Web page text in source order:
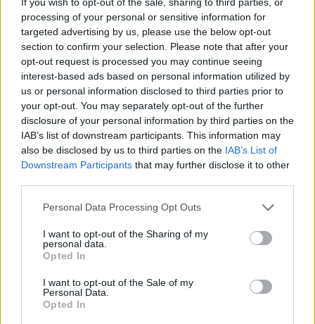
processing of your personal or sensitive information for
targeted advertising by us, please use the below opt-out
section to confirm your selection. Please note that after your
opt-out request is processed you may continue seeing
interest-based ads based on personal information utilized by
us or personal information disclosed to third parties prior to
your opt-out. You may separately opt-out of the further
disclosure of your personal information by third parties on the
IAB’s list of downstream participants. This information may
also be disclosed by us to third parties on the IAB’s List of
Downstream Participants that may further disclose it to other
Please note that this website/app uses one or more Google
not limited to your visit or usage behaviour. You may click to
grant or deny consent to Google and its third-party tags to
use your data for below specified purposes in below Google
consent section.
Personal Data Processing Opt Outs
I want to opt-out of the Sharing of my
personal data.
Opted In
I want to opt-out of the Sale of my
Personal Data.
Opted In
περικλείουν το χωριό. Και βέβαια, σχεδιάστε
κοντινές αποδράσεις στις γύρω περιοχές που θα
σας αφήσουν κυριολεκτικά έκπληκτους. Ωστόσο,
μην ξεχάσετε σαν βρεθείτε στο χωριό Οκτώβρη
μήνα να παίξετε με τους ντόπιους στα
καστανομαζέματα και να απολαύσετε την
ξεχωριστή γιορτή Κάστανου και Τσίπουρου.